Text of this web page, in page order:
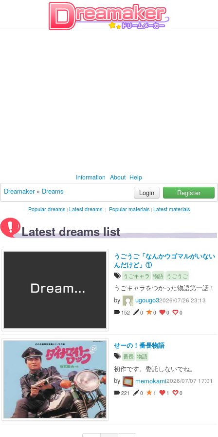
Information About Help
Dreamaker» Dreams Login Register
Popular dreams | Latest dreams | Popular materials | Latest materials
Latest dreams list
うごうご「なんかウゴマルがいない
んだけど」①
うごキャラ 物語 うごうご
うごキャラをつかった物語第一話！
by
ugougo32026/07/26 23:13
152 0 0 0 0
せーの！番長物語
番長 物語
初作です。委託しないでね。
by
memokami2026/07/07 17:01
221 0 1 1 0